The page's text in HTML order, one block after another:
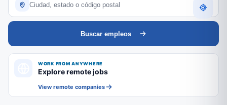
Buscar empleos
WORK FROM ANYWHERE
Explore remote jobs
View remote companies